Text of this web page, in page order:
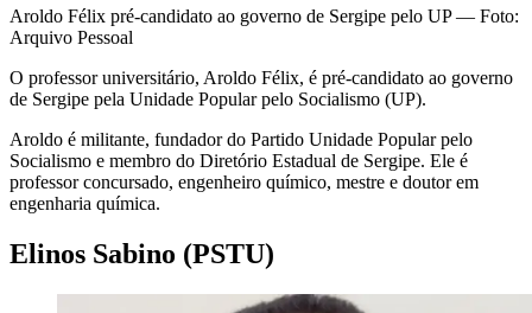
Aroldo Félix pré-candidato ao governo de Sergipe pelo UP — Foto:
Arquivo Pessoal
O professor universitário, Aroldo Félix, é pré-candidato ao governo
de Sergipe pela Unidade Popular pelo Socialismo (UP).
Aroldo é militante, fundador do Partido Unidade Popular pelo
Socialismo e membro do Diretório Estadual de Sergipe. Ele é
professor concursado, engenheiro químico, mestre e doutor em
engenharia química.
Elinos Sabino (PSTU)